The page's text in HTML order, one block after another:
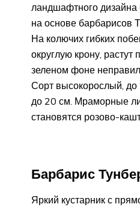
ландшафтного
на основе барбарисов
На колючих гибких
округлую крону, растут
зеленом фоне
Сорт высокорослый, до
до 20 см. Мраморные
становятся розово-
Барбарис
Яркий кустарник с